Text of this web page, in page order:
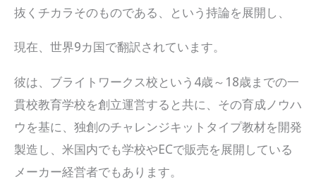
抜くチカラそのものである、という持論を展開し、
現在、世界9カ国で翻訳されています。
彼は、ブライトワークス校という4歳～18歳までの一
貫校教育学校を創立運営すると共に、その育成ノウハ
ウを基に、独創のチャレンジキットタイプ教材を開発
製造し、米国内でも学校やECで販売を展開している
メーカー経営者でもあります。